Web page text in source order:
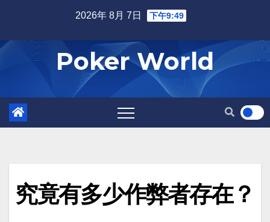
content
2026年 8月 7日 下午9:49
Poker World
究竟有多少作弊者存在？